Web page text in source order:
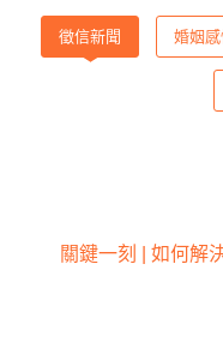
徵信新聞 婚姻
關鍵一刻 | 如何解